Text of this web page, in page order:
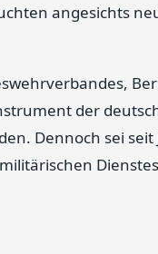
angesichts
der
Dennoch sei